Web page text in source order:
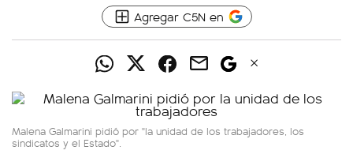
Agregar C5N en
Malena Galmarini pidió por "la unidad de los trabajadores, los
sindicatos y el Estado".